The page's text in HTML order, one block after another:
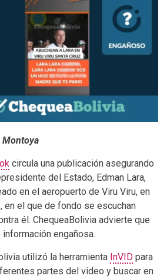
Montoya
circula una publicación asegurando
del Estado, Edman Lara,
en el aeropuerto de Viru Viru, en
en el que de fondo se escuchan
él. ChequeaBolivia advierte que
engañosa.
utilizó la herramienta InVID para
partes del video y buscar en